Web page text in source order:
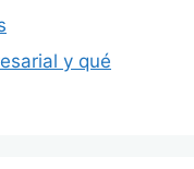
y qué